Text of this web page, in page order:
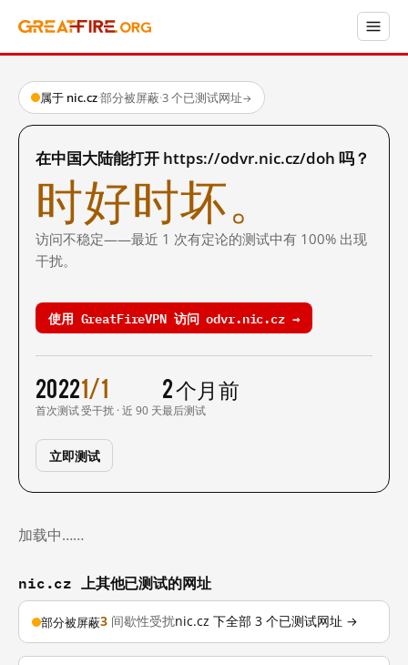
属于 nic.cz·部分被屏蔽·3 个已测试网址→
在中国大陆能打开 https://odvr.nic.cz/doh 吗？
时好时坏。
访问不稳定——最近 1 次有定论的测试中有 100% 出现
干扰。
使用 GreatFireVPN 访问 odvr.nic.cz →
2022
首次测试
1/1
受干扰 · 近 90 天
2 个月前
最后测试
立即测试
加载中……
nic.cz 上其他已测试的网址
部分被屏蔽3 间歇性受扰nic.cz 下全部 3 个已测试网址 →